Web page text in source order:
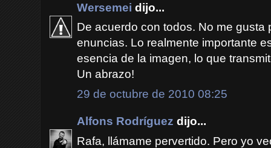
Wersemei dijo...
De acuerdo con todos. No me gusta
enuncias. Lo realmente importante
esencia de la imagen, lo que
Un abrazo!
29 de octubre de 2010 08:25
Alfons Rodríguez dijo...
Rafa, llámame pervertido. Pero yo